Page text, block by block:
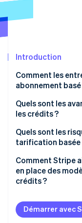
Radar
Constitution de
Élimination du
Vérification de
Stripe
Découvrez
Regarder la
Introduction
Comment les
abonnement
Quels sont les
les crédits ?
Des revenus
Tarification
Croissance
Prise en charge
Quels sont les
tarification basée
Confusion chez
Comptabilisation
Solutions
Comment Stripe
en place des
crédits ?
Prise en charge
crédits
Démarrer avec